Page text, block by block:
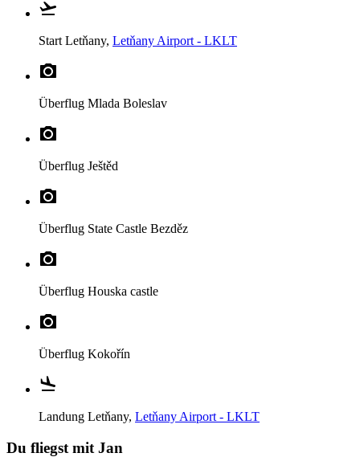
Start Letňany, Letňany Airport - LKLT
Überflug Mlada Boleslav
Überflug Ještěd
Überflug State Castle Bezděz
Überflug Houska castle
Überflug Kokořín
Landung Letňany, Letňany Airport - LKLT
Du fliegst mit Jan